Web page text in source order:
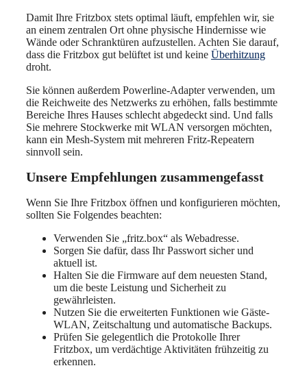
Damit Ihre Fritzbox stets optimal läuft, empfehlen wir, sie
an einem zentralen Ort ohne physische Hindernisse wie
Wände oder Schranktüren aufzustellen. Achten Sie darauf,
dass die Fritzbox gut belüftet ist und keine Überhitzung
droht.
Sie können außerdem Powerline-Adapter verwenden, um
die Reichweite des Netzwerks zu erhöhen, falls bestimmte
Bereiche Ihres Hauses schlecht abgedeckt sind. Und falls
Sie mehrere Stockwerke mit WLAN versorgen möchten,
kann ein Mesh-System mit mehreren Fritz-Repeatern
sinnvoll sein.
Unsere Empfehlungen zusammengefasst
Wenn Sie Ihre Fritzbox öffnen und konfigurieren möchten,
sollten Sie Folgendes beachten:
Verwenden Sie „fritz.box“ als Webadresse.
Sorgen Sie dafür, dass Ihr Passwort sicher und
aktuell ist.
Halten Sie die Firmware auf dem neuesten Stand,
um die beste Leistung und Sicherheit zu
gewährleisten.
Nutzen Sie die erweiterten Funktionen wie Gäste-
WLAN, Zeitschaltung und automatische Backups.
Prüfen Sie gelegentlich die Protokolle Ihrer
Fritzbox, um verdächtige Aktivitäten frühzeitig zu
erkennen.